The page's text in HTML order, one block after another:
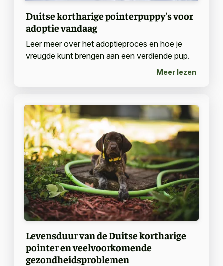
Duitse kortharige pointerpuppy's voor
adoptie vandaag
Leer meer over het adoptieproces en hoe je
vreugde kunt brengen aan een verdiende pup.
Meer lezen
Levensduur van de Duitse kortharige
pointer en veelvoorkomende
gezondheidsproblemen